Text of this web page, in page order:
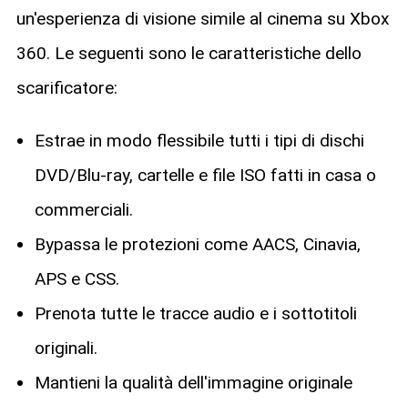
un'esperienza di visione simile al cinema su Xbox
360. Le seguenti sono le caratteristiche dello
scarificatore:
Estrae in modo flessibile tutti i tipi di dischi
DVD/Blu-ray, cartelle e file ISO fatti in casa o
commerciali.
Bypassa le protezioni come AACS, Cinavia,
APS e CSS.
Prenota tutte le tracce audio e i sottotitoli
originali.
Mantieni la qualità dell'immagine originale